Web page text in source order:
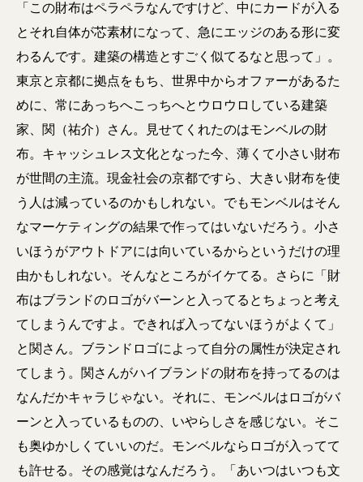
「この財布はペラペラなんですけど、中にカードが入る
とそれ自体が芯素材になって、急にエッジのある形に変
わるんです。建築の構造とすごく似てるなと思って」。
東京と京都に拠点をもち、世界中からオファーがあるた
めに、常にあっちへこっちへとウロウロしている建築
家、関（祐介）さん。見せてくれたのはモンベルの財
布。キャッシュレス文化となった今、薄くて小さい財布
が世間の主流。現金社会の京都ですら、大きい財布を使
う人は減っているのかもしれない。でもモンベルはそん
なマーケティングの結果で作ってはいないだろう。小さ
いほうがアウトドアには向いているからというだけの理
由かもしれない。そんなところがイケてる。さらに「財
布はブランドのロゴがバーンと入ってるとちょっと考え
てしまうんですよ。できれば入ってないほうがよくて」
と関さん。ブランドロゴによって自分の属性が決定され
てしまう。関さんがハイブランドの財布を持ってるのは
なんだかキャラじゃない。それに、モンベルはロゴがバ
ーンと入っているものの、いやらしさを感じない。そこ
も奥ゆかしくていいのだ。モンベルならロゴが入ってて
も許せる。その感覚はなんだろう。「あいつはいつも文